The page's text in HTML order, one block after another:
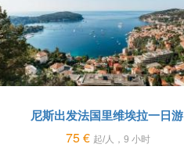
尼斯出发法国里维埃拉一日游
75 € 起/人，9 小时